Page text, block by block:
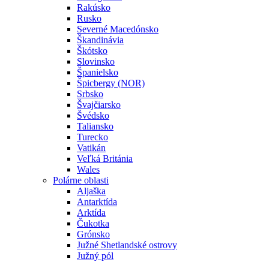
Rakúsko
Rusko
Severné Macedónsko
Škandinávia
Škótsko
Slovinsko
Španielsko
Špicbergy (NOR)
Srbsko
Švajčiarsko
Švédsko
Taliansko
Turecko
Vatikán
Veľká Británia
Wales
Polárne oblasti
Aljaška
Antarktída
Arktída
Čukotka
Grónsko
Južné Shetlandské ostrovy
Južný pól